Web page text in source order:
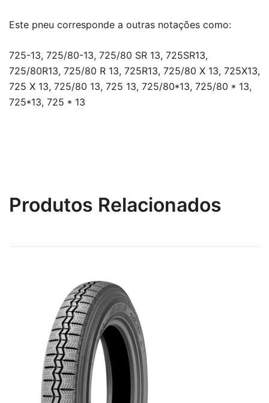
Este pneu corresponde a outras notações como:
725-13, 725/80-13, 725/80 SR 13, 725SR13,
725/80R13, 725/80 R 13, 725R13, 725/80 X 13, 725X13,
725 X 13, 725/80 13, 725 13, 725/80*13, 725/80 * 13,
725*13, 725 * 13
Produtos Relacionados